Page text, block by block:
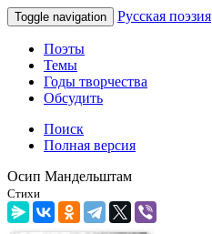
Toggle navigation Русская поэзия
Поэты
Темы
Годы творчества
Обсудить
Поиск
Полная версия
Осип Мандельштам
Стихи